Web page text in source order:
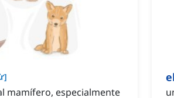
]
mamífero, especialmente